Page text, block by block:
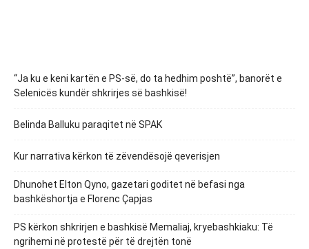
“Ja ku e keni kartën e PS-së, do ta hedhim poshtë”, banorët e
Selenicës kundër shkrirjes së bashkisë!
Belinda Balluku paraqitet në SPAK
Kur narrativa kërkon të zëvendësojë qeverisjen
Dhunohet Elton Qyno, gazetari goditet në befasi nga
bashkëshortja e Florenc Çapjas
PS kërkon shkrirjen e bashkisë Memaliaj, kryebashkiaku: Të
ngrihemi në protestë për të drejtën tonë